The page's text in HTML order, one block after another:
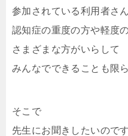
参加されている利用者さ
認知症の重度の方や軽度
さまざまな方がいらして
みんなでできることも限
そこで
先生にお聞きしたいのです